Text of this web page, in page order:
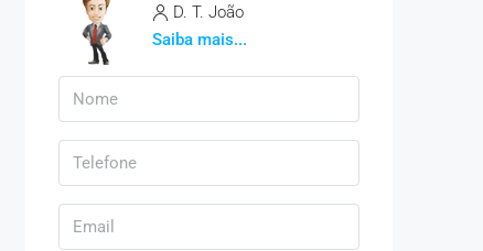
D. T. João
Saiba mais...